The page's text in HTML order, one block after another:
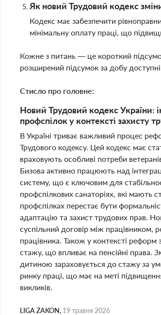
Як новий Трудовий кодекс
Кодекс має забезпечити
мінімальну оплату праці, що
Кожне з питань — це короткий
розширений підсумок за добу
Стисло про головне:
Новий Трудовий кодекс України:
профспілок у контексті захисту
В Україні триває важливий процес
Трудового кодексу. Цей кодекс має
враховують особливі потреби
Бизова активно працюють над
систему, що є ключовим для
профспілкових санаторіях, які мають
профспілках перестає бути
адаптацію та захист трудових прав.
суспільний договір між працівником,
працівника. Також у контексті реформ
стажу, що впливає на пенсійні права.
дитиною зараховується до стажу за
ринку праці, що має на меті
викликів.
LIGA ZAKON, 19 травня 2026